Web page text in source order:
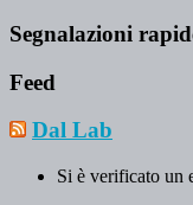
Segnalazioni
Feed
Dal Lab
Si è verificato un